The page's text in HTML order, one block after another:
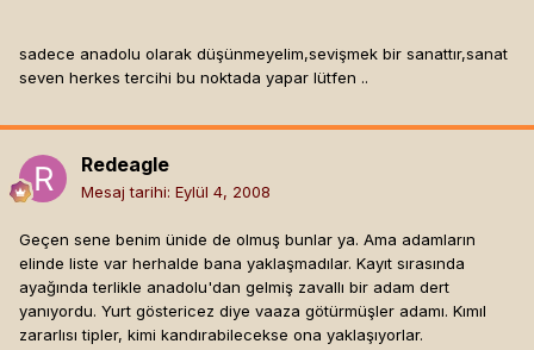
sadece anadolu olarak düşünmeyelim,sevişmek bir sanattır,sanat
seven herkes tercihi bu noktada yapar lütfen ..
Redeagle
Mesaj tarihi: Eylül 4, 2008
Geçen sene benim ünide de olmuş bunlar ya. Ama adamların
elinde liste var herhalde bana yaklaşmadılar. Kayıt sırasında
ayağında terlikle anadolu'dan gelmiş zavallı bir adam dert
yanıyordu. Yurt göstericez diye vaaza götürmüşler adamı. Kımıl
zararlısı tipler, kimi kandırabilecekse ona yaklaşıyorlar.